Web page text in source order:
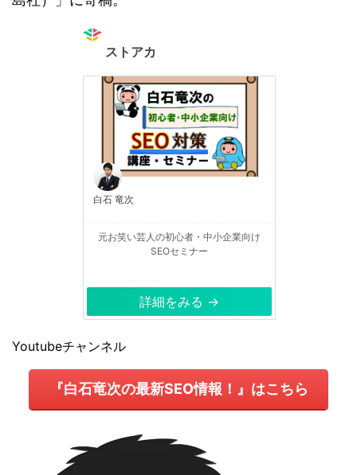
ストアカ
白石 竜次
元お笑い芸人の初心者・中小企業向け
SEOセミナー
詳細をみる →
Youtubeチャンネル
『白石竜次の最新SEO情報！』はこちら